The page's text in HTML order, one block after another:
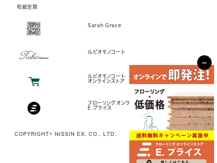
和紙空間
Sarah Grace
ルビオモノコート
ルビオモノコート
オンラインストア
フローリングオンラインストア
E.プライス
COPYRIGHT© NISSIN EX. CO., LTD.
−